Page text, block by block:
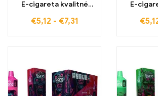
E-cigareta kvalitné
cigarety s osviežujúcou
ovocné a svieže
parenie v každej
situácii
€5,12 - €7,31
E-
cigarety
€